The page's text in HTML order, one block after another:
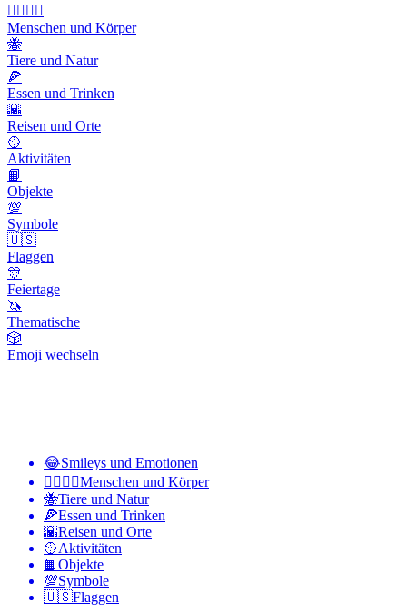
👩‍❤️‍💋‍👨
Menschen und Körper
🐝
Tiere und Natur
🍕
Essen und Trinken
🌇
Reisen und Orte
🥎
Aktivitäten
📙
Objekte
💯
Symbole
🇺🇸
Flaggen
🎊
Feiertage
🦄
Thematische
🎲
Emoji wechseln
😂Smileys und Emotionen
👩‍❤️‍💋‍👨Menschen und Körper
🐝Tiere und Natur
🍕Essen und Trinken
🌇Reisen und Orte
🥎Aktivitäten
📙Objekte
💯Symbole
🇺🇸Flaggen